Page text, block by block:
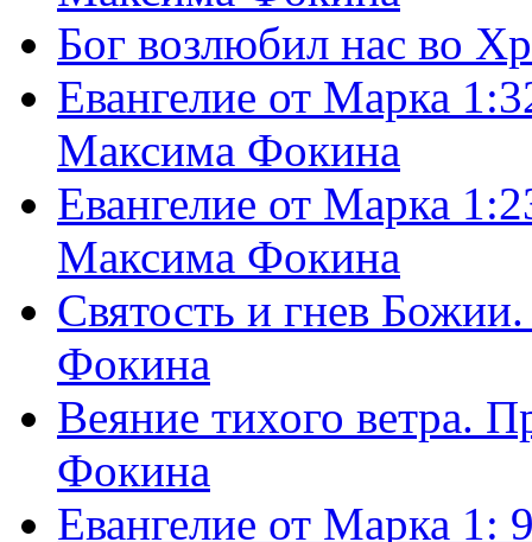
Бог возлюбил нас во
Евангелие от Марка
Максима Фокина
Евангелие от Марка
Максима Фокина
Святость и гнев
Фокина
Веяние тихого ветра.
Фокина
Евангелие от Марка 1: